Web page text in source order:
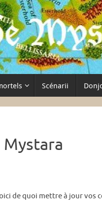
Scénarii
de quoi mettre à jour vos